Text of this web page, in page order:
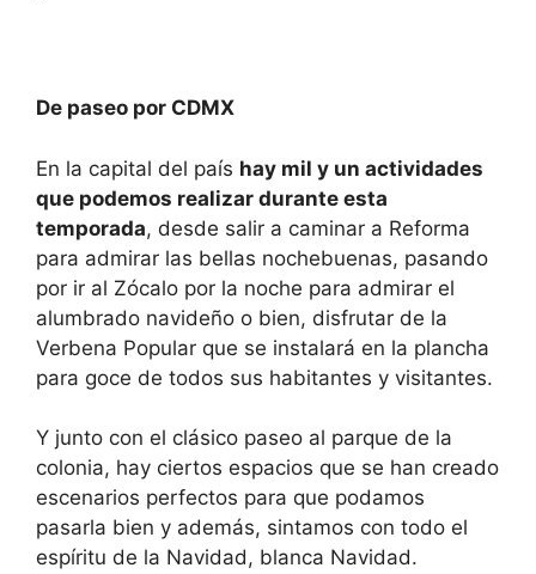
De paseo por CDMX
En la capital del país hay mil y un actividades
que podemos realizar durante esta
temporada, desde salir a caminar a Reforma
para admirar las bellas nochebuenas, pasando
por ir al Zócalo por la noche para admirar el
alumbrado navideño o bien, disfrutar de la
Verbena Popular que se instalará en la plancha
para goce de todos sus habitantes y visitantes.
Y junto con el clásico paseo al parque de la
colonia, hay ciertos espacios que se han creado
escenarios perfectos para que podamos
pasarla bien y además, sintamos con todo el
espíritu de la Navidad, blanca Navidad.